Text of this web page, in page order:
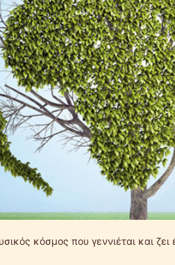
κόσμος που γεννιέται και